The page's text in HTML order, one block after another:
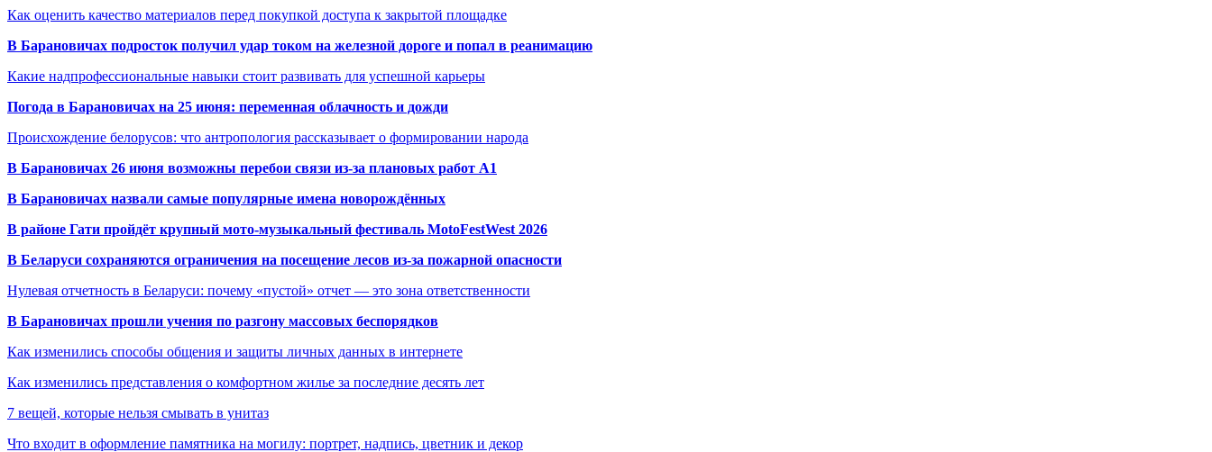
Как оценить качество материалов перед покупкой доступа к закрытой площадке
В Барановичах подросток получил удар током на железной дороге и попал в реанимацию
Какие надпрофессиональные навыки стоит развивать для успешной карьеры
Погода в Барановичах на 25 июня: переменная облачность и дожди
Происхождение белорусов: что антропология рассказывает о формировании народа
В Барановичах 26 июня возможны перебои связи из-за плановых работ A1
В Барановичах назвали самые популярные имена новорождённых
В районе Гати пройдёт крупный мото-музыкальный фестиваль MotoFestWest 2026
В Беларуси сохраняются ограничения на посещение лесов из-за пожарной опасности
Нулевая отчетность в Беларуси: почему «пустой» отчет — это зона ответственности
В Барановичах прошли учения по разгону массовых беспорядков
Как изменились способы общения и защиты личных данных в интернете
Как изменились представления о комфортном жилье за последние десять лет
7 вещей, которые нельзя смывать в унитаз
Что входит в оформление памятника на могилу: портрет, надпись, цветник и декор